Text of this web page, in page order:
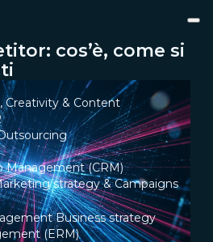
Creativity & Content
Management (CRM)
strategy & Campaigns
Business strategy
(ERM)
cos’è, come si